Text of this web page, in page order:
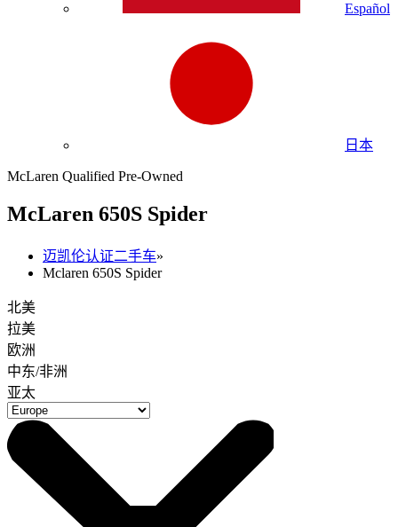
Español
日本
McLaren Qualified Pre-Owned
McLaren 650S Spider
迈凯伦认证二手车»
Mclaren 650S Spider
北美
拉美
欧洲
中东/非洲
亚太